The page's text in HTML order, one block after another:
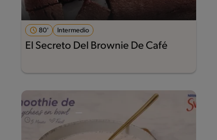
80' Intermedio
El Secreto Del Brownie De Café